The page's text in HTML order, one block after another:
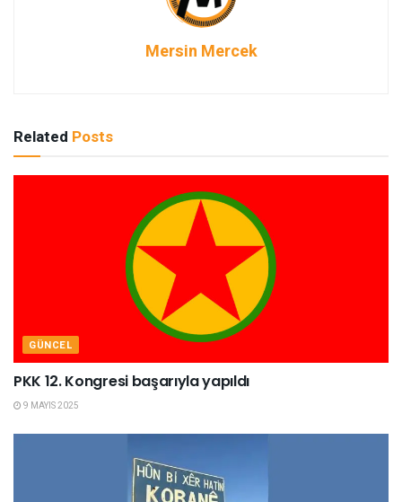
Mersin Mercek
Related Posts
GÜNCEL
PKK 12. Kongresi başarıyla yapıldı
9 MAYIS 2025